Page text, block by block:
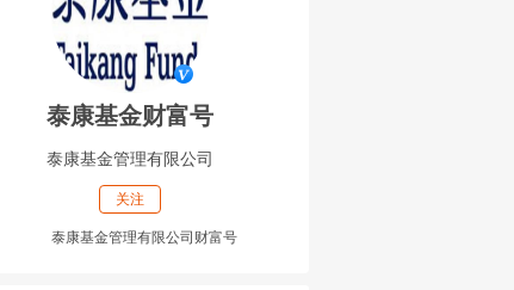
泰康基金财富号
泰康基金管理有限公司
关注
泰康基金管理有限公司财富号